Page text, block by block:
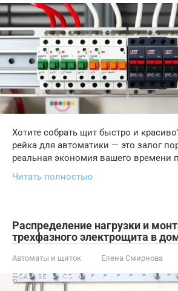
Хотите собрать щит быстро и
рейка для автоматики — это залог
реальная экономия вашего времени
Читать полностью
Распределение нагрузки и
трехфазного электрощита в
Автоматы и щиток Елена Смирнова